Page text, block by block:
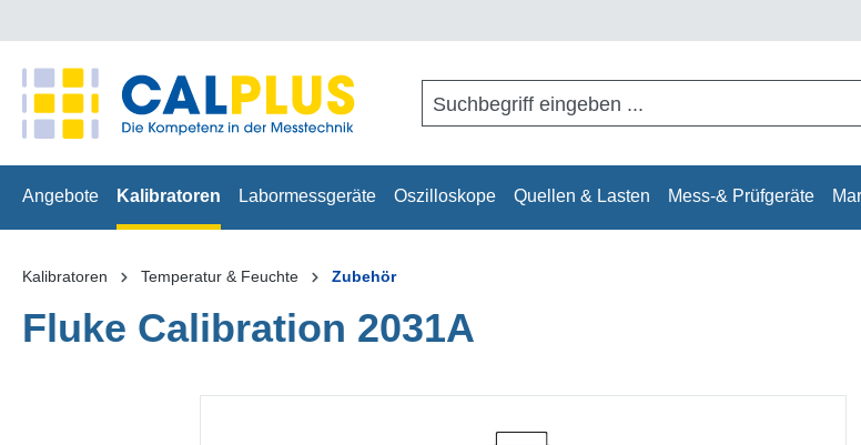
Angebote Kalibratoren Labormessgeräte Oszilloskope Quellen & Lasten Mess-& Prüfgeräte
Kalibratoren Temperatur & Feuchte Zubehör
Fluke Calibration 2031A